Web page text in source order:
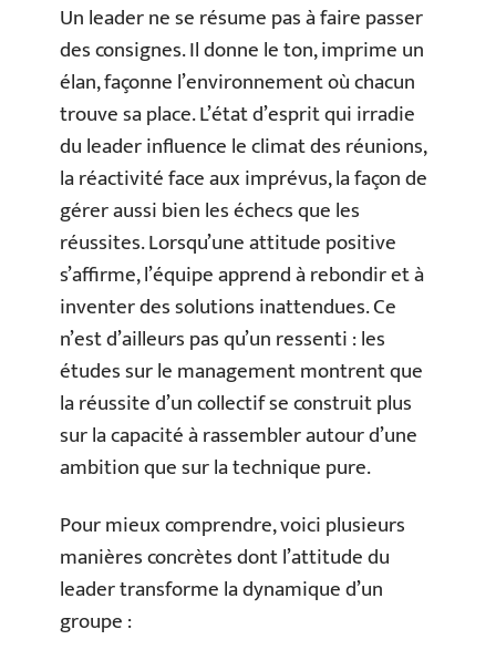
Un leader ne se résume pas à faire passer
des consignes. Il donne le ton, imprime un
élan, façonne l’environnement où chacun
trouve sa place. L’état d’esprit qui irradie
du leader influence le climat des réunions,
la réactivité face aux imprévus, la façon de
gérer aussi bien les échecs que les
réussites. Lorsqu’une attitude positive
s’affirme, l’équipe apprend à rebondir et à
inventer des solutions inattendues. Ce
n’est d’ailleurs pas qu’un ressenti : les
études sur le management montrent que
la réussite d’un collectif se construit plus
sur la capacité à rassembler autour d’une
ambition que sur la technique pure.
Pour mieux comprendre, voici plusieurs
manières concrètes dont l’attitude du
leader transforme la dynamique d’un
groupe :